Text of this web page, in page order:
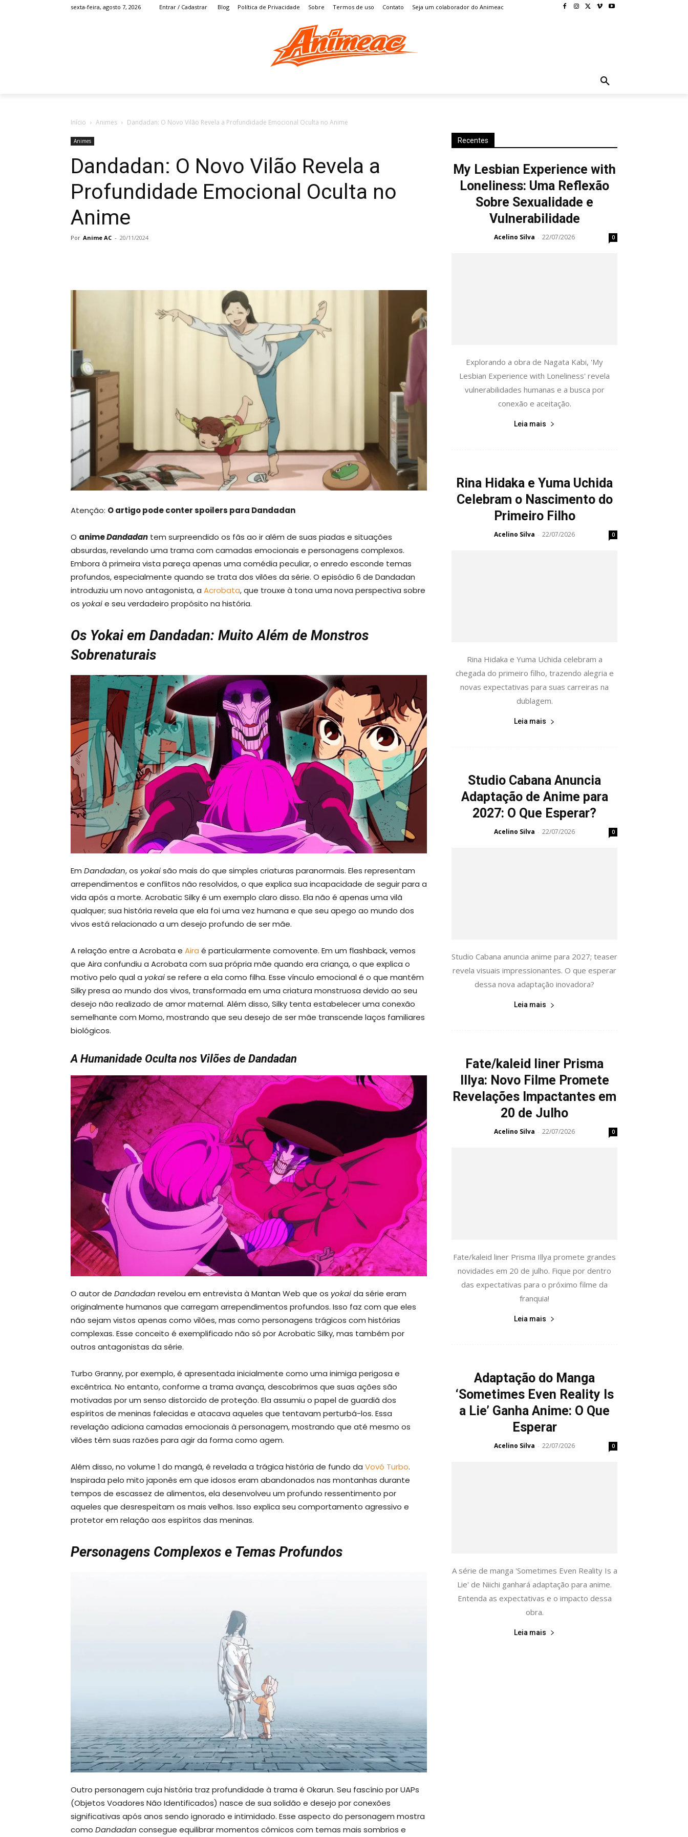
sexta-feira, agosto 7, 2026 Entrar / Cadastrar Blog Política de Privacidade Sobre Termos de uso Contato Seja um colaborador do Animeac
Início Animes Dandadan: O Novo Vilão Revela a Profundidade Emocional Oculta no Anime
Animes
Dandadan: O Novo Vilão Revela a
Profundidade Emocional Oculta no
Anime
Por Anime AC - 20/11/2024
Atenção: O artigo pode conter spoilers para Dandadan
O animeDandadan tem surpreendido os fãs ao ir além de suas piadas e situações
absurdas, revelando uma trama com camadas emocionais e personagens complexos.
Embora à primeira vista pareça apenas uma comédia peculiar, o enredo esconde temas
profundos, especialmente quando se trata dos vilões da série. O episódio 6 de Dandadan
introduziu um novo antagonista, a Acrobata, que trouxe à tona uma nova perspectiva sobre
os yokaie seu verdadeiro propósito na história.
Os Yokai em Dandadan: Muito Além de Monstros
Sobrenaturais
Em Dandadan, os yokaisão mais do que simples criaturas paranormais. Eles representam
arrependimentos e conflitos não resolvidos, o que explica sua incapacidade de seguir para a
vida após a morte. Acrobatic Silky é um exemplo claro disso. Ela não é apenas uma vilã
qualquer; sua história revela que ela foi uma vez humana e que seu apego ao mundo dos
vivos está relacionado a um desejo profundo de ser mãe.
A relação entre a Acrobata e Aira é particularmente comovente. Em um flashback, vemos
que Aira confundiu a Acrobata com sua própria mãe quando era criança, o que explica o
motivo pelo qual a yokaise refere a ela como filha. Esse vínculo emocional é o que mantém
Silky presa ao mundo dos vivos, transformada em uma criatura monstruosa devido ao seu
desejo não realizado de amor maternal. Além disso, Silky tenta estabelecer uma conexão
semelhante com Momo, mostrando que seu desejo de ser mãe transcende laços familiares
biológicos.
A Humanidade Oculta nos Vilões de Dandadan
O autor de Dandadan revelou em entrevista à Mantan Web que os yokaida série eram
originalmente humanos que carregam arrependimentos profundos. Isso faz com que eles
não sejam vistos apenas como vilões, mas como personagens trágicos com histórias
complexas. Esse conceito é exemplificado não só por Acrobatic Silky, mas também por
outros antagonistas da série.
Turbo Granny, por exemplo, é apresentada inicialmente como uma inimiga perigosa e
excêntrica. No entanto, conforme a trama avança, descobrimos que suas ações são
motivadas por um senso distorcido de proteção. Ela assumiu o papel de guardiã dos
espíritos de meninas falecidas e atacava aqueles que tentavam perturbá-los. Essa
revelação adiciona camadas emocionais à personagem, mostrando que até mesmo os
vilões têm suas razões para agir da forma como agem.
Além disso, no volume 1 do mangá, é revelada a trágica história de fundo da Vovó Turbo.
Inspirada pelo mito japonês em que idosos eram abandonados nas montanhas durante
tempos de escassez de alimentos, ela desenvolveu um profundo ressentimento por
aqueles que desrespeitam os mais velhos. Isso explica seu comportamento agressivo e
protetor em relação aos espíritos das meninas.
Personagens Complexos e Temas Profundos
Outro personagem cuja história traz profundidade à trama é Okarun. Seu fascínio por UAPs
(Objetos Voadores Não Identificados) nasce de sua solidão e desejo por conexões
significativas após anos sendo ignorado e intimidado. Esse aspecto do personagem mostra
como Dandadan consegue equilibrar momentos cômicos com temas mais sombrios e
Recentes
My Lesbian Experience with
Loneliness: Uma Reflexão
Sobre Sexualidade e
Vulnerabilidade
Acelino Silva - 22/07/2026 0
Explorando a obra de Nagata Kabi, 'My
Lesbian Experience with Loneliness' revela
vulnerabilidades humanas e a busca por
conexão e aceitação.
Leia mais
Rina Hidaka e Yuma Uchida
Celebram o Nascimento do
Primeiro Filho
Acelino Silva - 22/07/2026 0
Rina Hidaka e Yuma Uchida celebram a
chegada do primeiro filho, trazendo alegria e
novas expectativas para suas carreiras na
dublagem.
Leia mais
Studio Cabana Anuncia
Adaptação de Anime para
2027: O Que Esperar?
Acelino Silva - 22/07/2026 0
Studio Cabana anuncia anime para 2027; teaser
revela visuais impressionantes. O que esperar
dessa nova adaptação inovadora?
Leia mais
Fate/kaleid liner Prisma
Illya: Novo Filme Promete
Revelações Impactantes em
20 de Julho
Acelino Silva - 22/07/2026 0
Fate/kaleid liner Prisma Illya promete grandes
novidades em 20 de julho. Fique por dentro
das expectativas para o próximo filme da
franquia!
Leia mais
Adaptação do Manga
‘Sometimes Even Reality Is
a Lie’ Ganha Anime: O Que
Esperar
Acelino Silva - 22/07/2026 0
A série de manga 'Sometimes Even Reality Is a
Lie' de Niichi ganhará adaptação para anime.
Entenda as expectativas e o impacto dessa
obra.
Leia mais